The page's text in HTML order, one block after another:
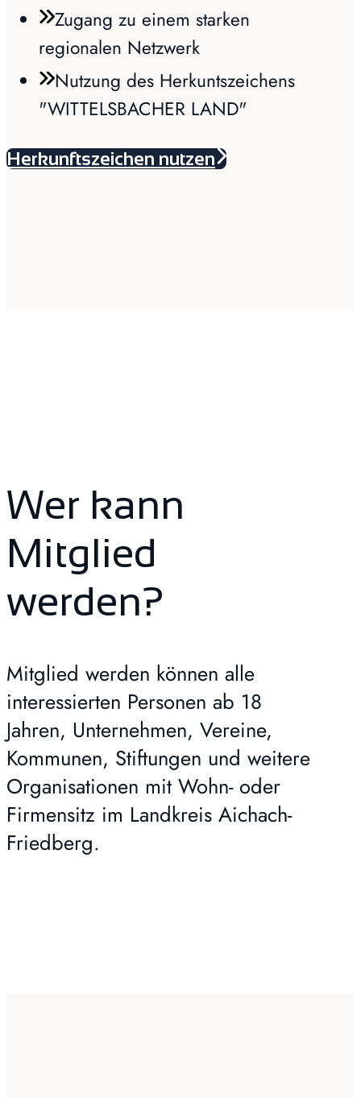
Zugang zu einem starken
regionalen Netzwerk
Nutzung des Herkuntszeichens
"WITTELSBACHER LAND"
Herkunftszeichen nutzen
Wer kann
Mitglied
werden?
Mitglied werden können alle
interessierten Personen ab 18
Jahren, Unternehmen, Vereine,
Kommunen, Stiftungen und weitere
Organisationen mit Wohn- oder
Firmensitz im Landkreis Aichach-
Friedberg.